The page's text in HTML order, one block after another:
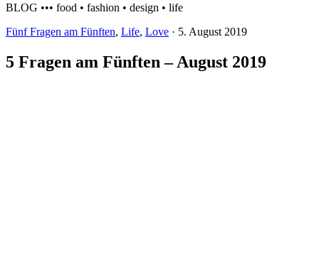
BLOG ••• food • fashion • design • life
Fünf Fragen am Fünften, Life, Love · 5. August 2019
5 Fragen am Fünften – August 2019